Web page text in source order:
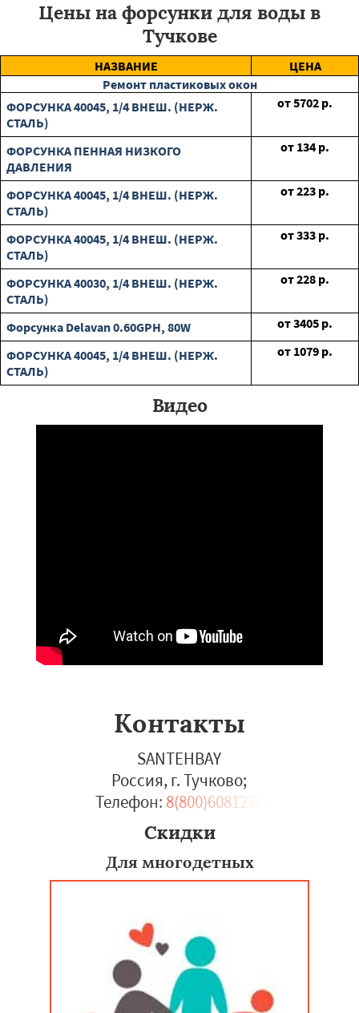
Цены на форсунки для воды в
Тучкове
НАЗВАНИЕ
ЦЕНА
Ремонт пластиковых окон
ФОРСУНКА 40045, 1/4 ВНЕШ. (НЕРЖ.
СТАЛЬ)
от5702 р.
ФОРСУНКА ПЕННАЯ НИЗКОГО
ДАВЛЕНИЯ
от 134 р.
ФОРСУНКА 40045, 1/4 ВНЕШ. (НЕРЖ.
СТАЛЬ)
от223 р.
ФОРСУНКА 40045, 1/4 ВНЕШ. (НЕРЖ.
СТАЛЬ)
от333 р.
ФОРСУНКА 40030, 1/4 ВНЕШ. (НЕРЖ.
СТАЛЬ)
от228 р.
Форсунка Delavan 0.60GPH, 80W от3405 р.
ФОРСУНКА 40045, 1/4 ВНЕШ. (НЕРЖ.
СТАЛЬ)
от 1079 р.
Видео
Контакты
SANTEHBAY
Россия, г. Тучково;
Телефон: 8(800)6081276
Скидки
Для многодетных